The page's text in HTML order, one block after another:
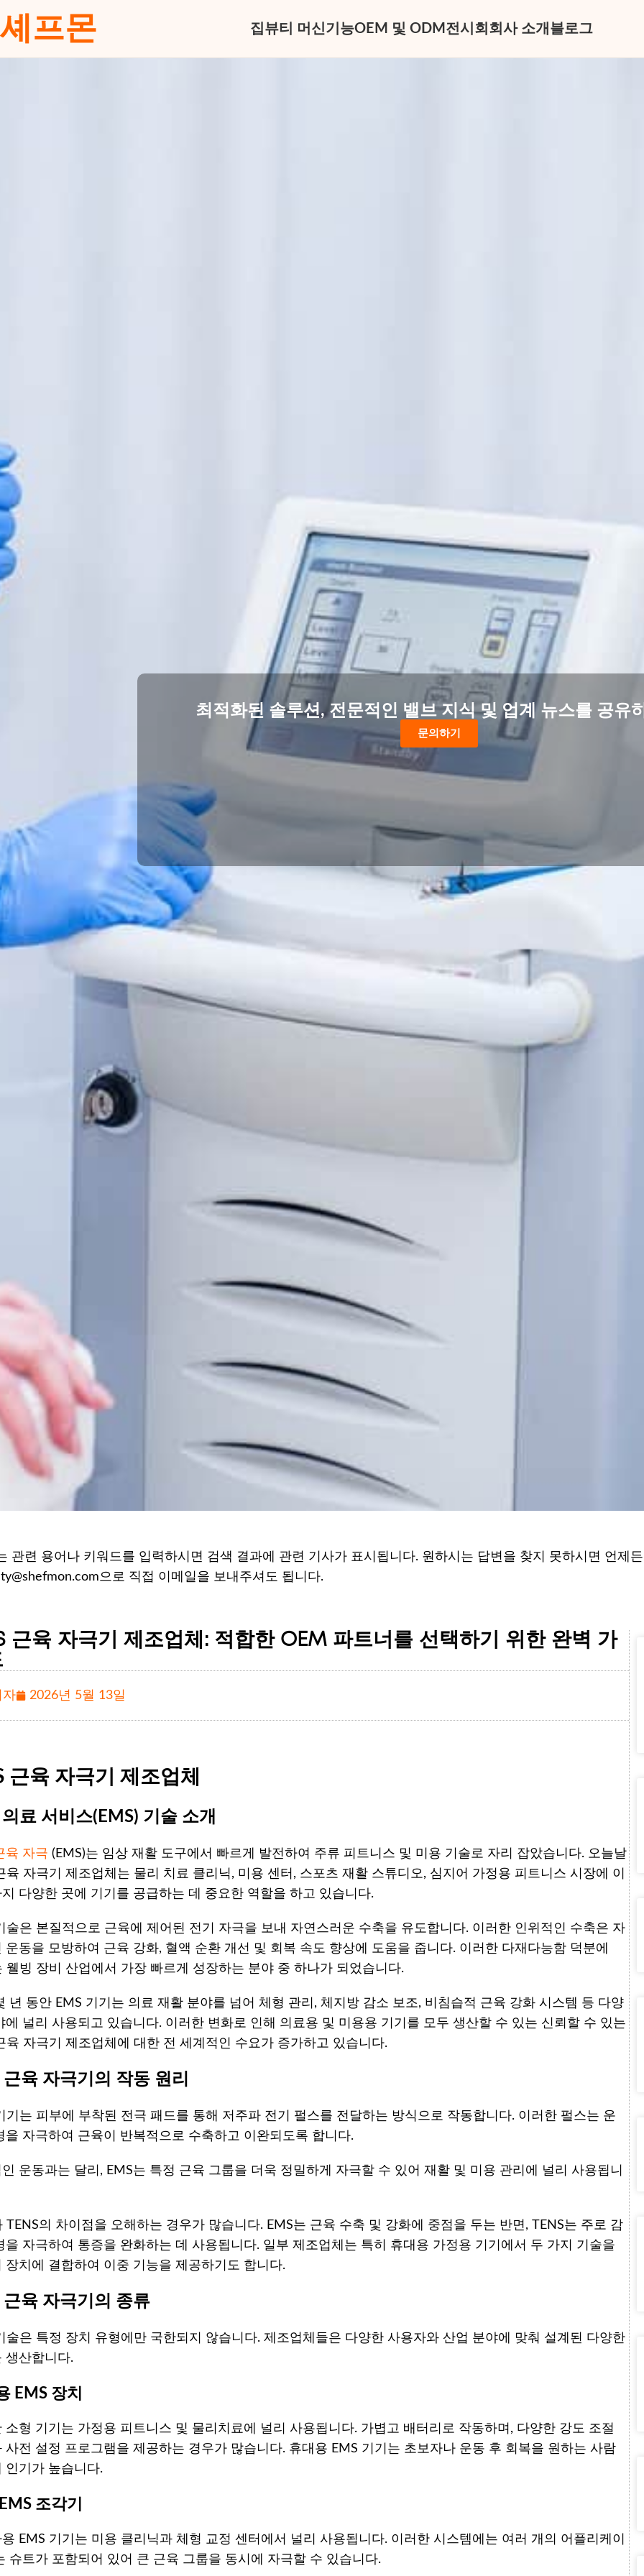
셰프몬 집 뷰티 머신기능OEM 및 ODM 전시회 회사 소개 블로그
최적화된 솔루션, 전문적인 밸브 지식 및 업계 뉴스를 공유
문의하기
관련 용어나 키워드를 입력하시면 검색 결과에 관련 기사가 표시됩니다. 원하시는 답변을 찾지 못하시면 언제
으로 직접 이메일을 보내주셔도 됩니다.
근육 자극기 제조업체: 적합한 OEM 파트너를 선택하기 위한 완벽 가
자 2026년 5월 13일
근육 자극기 제조업체
료 서비스(EMS) 기술 소개
육 자극 (EMS)는 임상 재활 도구에서 빠르게 발전하여 주류 피트니스 및 미용 기술로 자리 잡았습니다. 오늘날
육 자극기 제조업체는 물리 치료 클리닉, 미용 센터, 스포츠 재활 스튜디오, 심지어 가정용 피트니스 시장에 이
다양한 곳에 기기를 공급하는 데 중요한 역할을 하고 있습니다.
술은 본질적으로 근육에 제어된 전기 자극을 보내 자연스러운 수축을 유도합니다. 이러한 인위적인 수축은 자
운동을 모방하여 근육 강화, 혈액 순환 개선 및 회복 속도 향상에 도움을 줍니다. 이러한 다재다능함 덕분에
웰빙 장비 산업에서 가장 빠르게 성장하는 분야 중 하나가 되었습니다.
년 동안 EMS 기기는 의료 재활 분야를 넘어 체형 관리, 체지방 감소 보조, 비침습적 근육 강화 시스템 등 다양
에 널리 사용되고 있습니다. 이러한 변화로 인해 의료용 및 미용용 기기를 모두 생산할 수 있는 신뢰할 수 있는
육 자극기 제조업체에 대한 전 세계적인 수요가 증가하고 있습니다.
근육 자극기의 작동 원리
기는 피부에 부착된 전극 패드를 통해 저주파 전기 펄스를 전달하는 방식으로 작동합니다. 이러한 펄스는 운
을 자극하여 근육이 반복적으로 수축하고 이완되도록 합니다.
운동과는 달리, EMS는 특정 근육 그룹을 더욱 정밀하게 자극할 수 있어 재활 및 미용 관리에 널리 사용됩니
TENS의 차이점을 오해하는 경우가 많습니다. EMS는 근육 수축 및 강화에 중점을 두는 반면, TENS는 주로 감
을 자극하여 통증을 완화하는 데 사용됩니다. 일부 제조업체는 특히 휴대용 가정용 기기에서 두 가지 기술을
장치에 결합하여 이중 기능을 제공하기도 합니다.
근육 자극기의 종류
술은 특정 장치 유형에만 국한되지 않습니다. 제조업체들은 다양한 사용자와 산업 분야에 맞춰 설계된 다양한
생산합니다.
EMS 장치
소형 기기는 가정용 피트니스 및 물리치료에 널리 사용됩니다. 가볍고 배터리로 작동하며, 다양한 강도 조절
사전 설정 프로그램을 제공하는 경우가 많습니다. 휴대용 EMS 기기는 초보자나 운동 후 회복을 원하는 사람
인기가 높습니다.
조각기
EMS 기기는 미용 클리닉과 체형 교정 센터에서 널리 사용됩니다. 이러한 시스템에는 여러 개의 어플리케이
슈트가 포함되어 있어 큰 근육 그룹을 동시에 자극할 수 있습니다.